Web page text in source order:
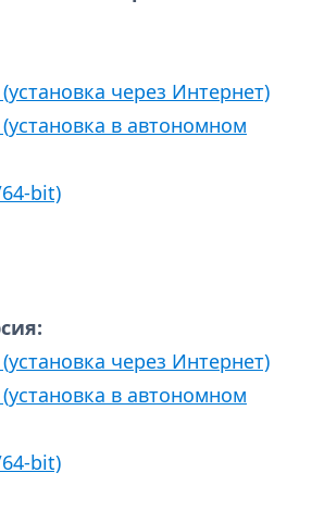
через Интернет)
в автономном
bit)
через Интернет)
в автономном
bit)